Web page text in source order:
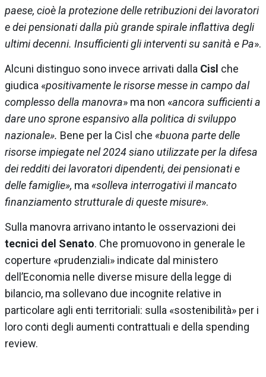
paese, cioè la protezione delle retribuzioni dei lavoratori
e dei pensionati dalla più grande spirale inflattiva degli
ultimi decenni. Insufficienti gli interventi su sanità e Pa».
Alcuni distinguo sono invece arrivati dalla Cisl che
giudica «positivamente le risorse messe in campo dal
complesso della manovra» ma non «ancora sufficienti a
dare uno sprone espansivo alla politica di sviluppo
nazionale». Bene per la Cisl che «buona parte delle
risorse impiegate nel 2024 siano utilizzate per la difesa
dei redditi dei lavoratori dipendenti, dei pensionati e
delle famiglie», ma «solleva interrogativi il mancato
finanziamento strutturale di queste misure».
Sulla manovra arrivano intanto le osservazioni dei
tecnici del Senato. Che promuovono in generale le
coperture «prudenziali» indicate dal ministero
dell’Economia nelle diverse misure della legge di
bilancio, ma sollevano due incognite relative in
particolare agli enti territoriali: sulla «sostenibilità» per i
loro conti degli aumenti contrattuali e della spending
review.